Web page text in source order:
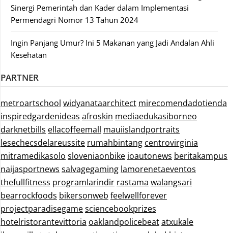
Sinergi Pemerintah dan Kader dalam Implementasi
Permendagri Nomor 13 Tahun 2024
Ingin Panjang Umur? Ini 5 Makanan yang Jadi Andalan Ahli
Kesehatan
PARTNER
metroartschool widyanataarchitect mirecomendadotienda
inspiredgardenideas afroskin mediaedukasiborneo
darknetbills ellacoffeemall mauiislandportraits
lesechecsdelareussite rumahbintang centrovirginia
mitramedikasolo sloveniaonbike ioautonews beritakampus
naijasportnews salvagegaming lamorenetaeventos
thefullfitness programlarindir rastama walangsari
bearrockfoods bikersonweb feelwellforever
projectparadisegamesciencebookprizes
hotelristorantevittoria oaklandpolicebeatatxukale